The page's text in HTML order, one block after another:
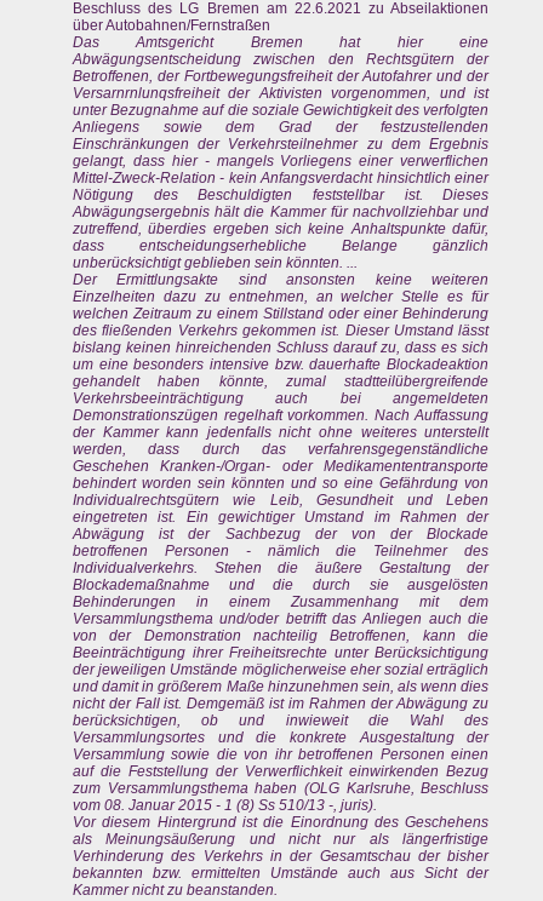
Beschluss des LG Bremen am 22.6.2021 zu Abseilaktionen
über Autobahnen/Fernstraßen
Das Amtsgericht Bremen hat hier eine
Abwägungsentscheidung zwischen den Rechtsgütern der
Betroffenen, der Fortbewegungsfreiheit der Autofahrer und der
Versarnrnlunqsfreiheit der Aktivisten vorgenommen, und ist
unter Bezugnahme auf die soziale Gewichtigkeit des verfolgten
Anliegens sowie dem Grad der festzustellenden
Einschränkungen der Verkehrsteilnehmer zu dem Ergebnis
gelangt, dass hier - mangels Vorliegens einer verwerflichen
Mittel-Zweck-Relation - kein Anfangsverdacht hinsichtlich einer
Nötigung des Beschuldigten feststellbar ist. Dieses
Abwägungsergebnis hält die Kammer für nachvollziehbar und
zutreffend, überdies ergeben sich keine Anhaltspunkte dafür,
dass entscheidungserhebliche Belange gänzlich
unberücksichtigt geblieben sein könnten. ...
Der Ermittlungsakte sind ansonsten keine weiteren
Einzelheiten dazu zu entnehmen, an welcher Stelle es für
welchen Zeitraum zu einem Stillstand oder einer Behinderung
des fließenden Verkehrs gekommen ist. Dieser Umstand lässt
bislang keinen hinreichenden Schluss darauf zu, dass es sich
um eine besonders intensive bzw. dauerhafte Blockadeaktion
gehandelt haben könnte, zumal stadtteilübergreifende
Verkehrsbeeinträchtigung auch bei angemeldeten
Demonstrationszügen regelhaft vorkommen. Nach Auffassung
der Kammer kann jedenfalls nicht ohne weiteres unterstellt
werden, dass durch das verfahrensgegenständliche
Geschehen Kranken-/Organ- oder Medikamententransporte
behindert worden sein könnten und so eine Gefährdung von
Individualrechtsgütern wie Leib, Gesundheit und Leben
eingetreten ist. Ein gewichtiger Umstand im Rahmen der
Abwägung ist der Sachbezug der von der Blockade
betroffenen Personen - nämlich die Teilnehmer des
Individualverkehrs. Stehen die äußere Gestaltung der
Blockademaßnahme und die durch sie ausgelösten
Behinderungen in einem Zusammenhang mit dem
Versammlungsthema und/oder betrifft das Anliegen auch die
von der Demonstration nachteilig Betroffenen, kann die
Beeinträchtigung ihrer Freiheitsrechte unter Berücksichtigung
der jeweiligen Umstände möglicherweise eher sozial erträglich
und damit in größerem Maße hinzunehmen sein, als wenn dies
nicht der Fall ist. Demgemäß ist im Rahmen der Abwägung zu
berücksichtigen, ob und inwieweit die Wahl des
Versammlungsortes und die konkrete Ausgestaltung der
Versammlung sowie die von ihr betroffenen Personen einen
auf die Feststellung der Verwerflichkeit einwirkenden Bezug
zum Versammlungsthema haben (OLG Karlsruhe, Beschluss
vom 08. Januar 2015 - 1 (8) Ss 510/13 -, juris).
Vor diesem Hintergrund ist die Einordnung des Geschehens
als Meinungsäußerung und nicht nur als längerfristige
Verhinderung des Verkehrs in der Gesamtschau der bisher
bekannten bzw. ermittelten Umstände auch aus Sicht der
Kammer nicht zu beanstanden.